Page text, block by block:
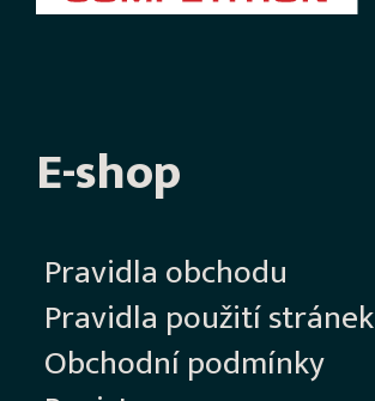
E-shop
Pravidla obchodu
Pravidla použití stránek
Obchodní podmínky